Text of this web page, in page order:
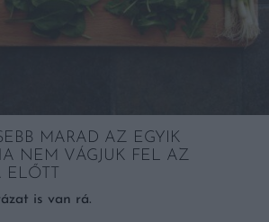
MARAD AZ EGYIK
NEM VÁGJUK FEL AZ
is van rá.